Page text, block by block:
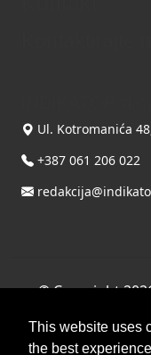
This website uses
the best
Ul. Kotromanića
+387 061 206 022
©Copyright
Terms